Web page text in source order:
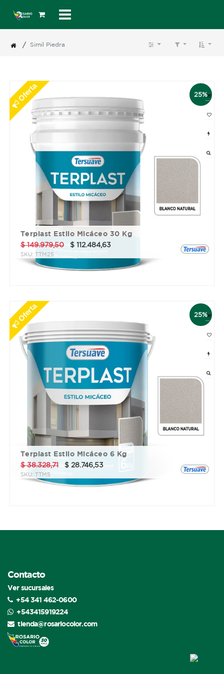
/ Simil Piedra
25%
Oferta
Terplast Estilo Micáceo 30 Kg
$149.979,50 $ 112.484,63
SKU: TTM25
25%
Oferta
Terplast Estilo Micáceo 6 Kg
$38.328,71 $ 28.746,53
SKU: TTM5
Contacto
Ver sucursales
+54 341 462-0600
+543415919224
tienda@rosariocolor.com